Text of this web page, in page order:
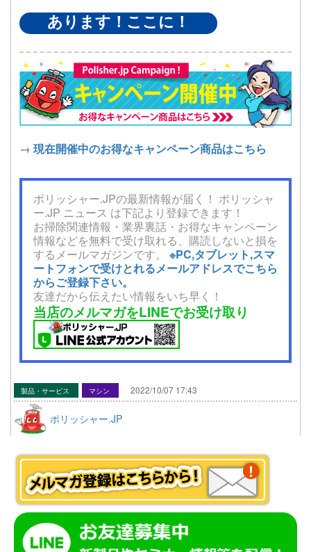
あります！ここに！
→ 現在開催中のお得なキャンペーン商品はこちら
ポリッシャー.JPの最新情報が届く！ ポリッシャ
ー.JP ニュース は下記より登録できます！
お掃除関連情報・業界裏話・お得なキャンペーン
情報などを無料で受け取れる、購読しないと損を
するメールマガジンです。 ※PC,タブレット,スマ
ートフォンで受けとれるメールアドレスでこちら
からご登録下さい。
友達だから伝えたい情報をいち早く！
当店のメルマガをLINEでお受け取り
製品・サービス マシン 2022/10/07 17:43
ポリッシャー.JP